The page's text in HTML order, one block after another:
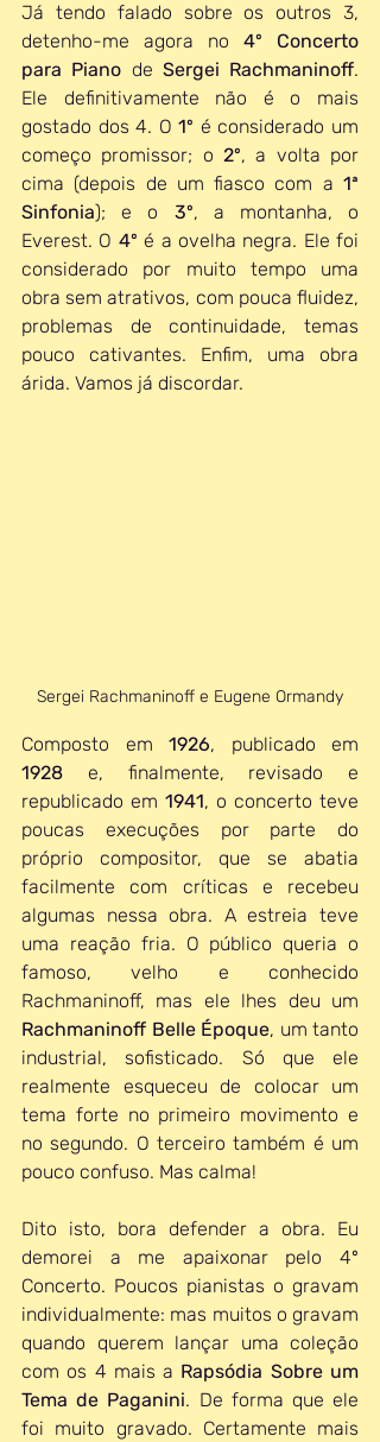
Já tendo falado sobre os outros 3,
detenho-me agora no 4º Concerto
para Piano de Sergei Rachmaninoff.
Ele definitivamente não é o mais
gostado dos 4. O 1º é considerado um
começo promissor; o 2º, a volta por
cima (depois de um fiasco com a 1ª
Sinfonia); e o 3º, a montanha, o
Everest. O 4º é a ovelha negra. Ele foi
considerado por muito tempo uma
obra sem atrativos, com pouca fluidez,
problemas de continuidade, temas
pouco cativantes. Enfim, uma obra
árida. Vamos já discordar.
Sergei Rachmaninoff e Eugene Ormandy
Composto em 1926
1928 e, finalmente, revisado e
republicado em 1941, o concerto teve
poucas execuções por parte do
próprio compositor, que se abatia
facilmente com críticas e recebeu
algumas nessa obra. A estreia teve
uma reação fria. O público queria o
famoso, velho e conhecido
Rachmaninoff Belle Époque, um tanto
industrial, sofisticado. Só que ele
realmente esqueceu de colocar um
tema forte no primeiro movimento e
no segundo. O terceiro também é um
pouco confuso. Mas calma!
Dito isto, bora defender a obra. Eu
demorei a me apaixonar pelo 4º
Concerto. Poucos pianistas o gravam
individualmente: mas muitos o gravam
quando querem lançar uma coleção
com os 4 mais a Rapsódia Sobre um
Tema de Paganini. De forma que ele
foi muito gravado. Certamente mais